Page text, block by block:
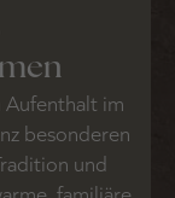
Aufenthalt im
besonderen
und